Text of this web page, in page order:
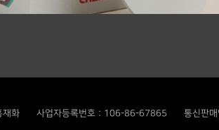
재화 사업자등록번호 : 106-86-67865 통신판